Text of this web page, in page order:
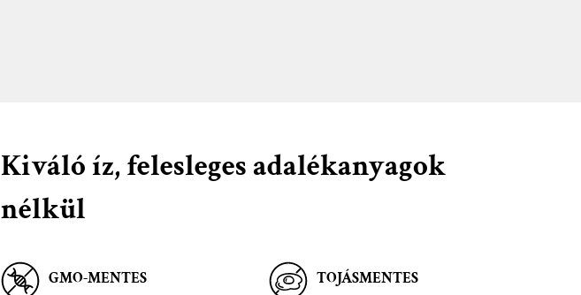
Kiváló íz, felesleges adalékanyagok
nélkül
GMO-MENTES TOJÁSMENTES